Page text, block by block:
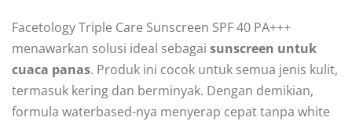
Facetology Triple Care Sunscreen SPF 40 PA+++
menawarkan solusi ideal sebagai sunscreen untuk
cuaca panas. Produk ini cocok untuk semua jenis kulit,
termasuk kering dan berminyak. Dengan demikian,
formula waterbased-nya menyerap cepat tanpa white